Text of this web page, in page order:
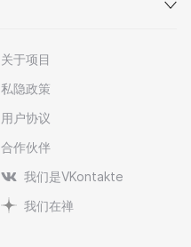
关于项目
私隐政策
用户协议
合作伙伴
我们是VKontakte
我们在禅